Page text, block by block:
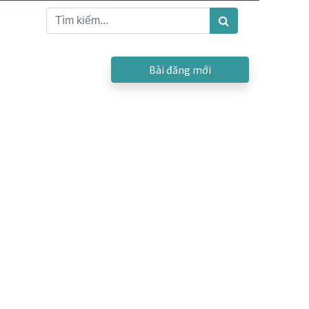
Bài đăng mới